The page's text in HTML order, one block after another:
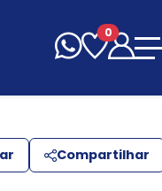
0
Compartilhar